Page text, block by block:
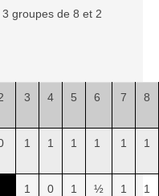
groupes de 8 et 2
3 4 5 6 7 8
1 1 1 1 1 1
1 0 1 ½ 1 1